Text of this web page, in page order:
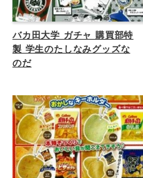
バカ田大学 ガチャ 購買部特
製 学生のたしなみグッズな
のだ